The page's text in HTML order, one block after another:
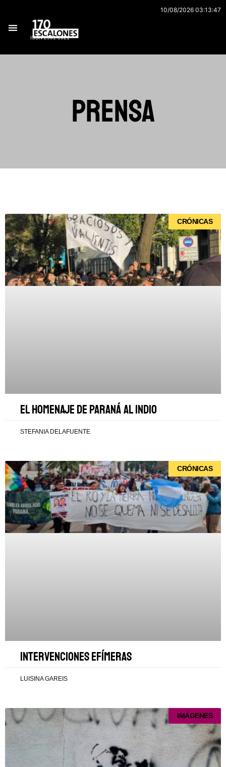
contenido
10/08/2026 03:13:47
ISSN 2591-3921
Prensa
CRÓNICAS
El homenaje de Paraná al Indio
STEFANIA DELAFUENTE
CRÓNICAS
Intervenciones efímeras
LUISINA GAREIS
IMÁGENES
Página
Página
Página
Página
Página